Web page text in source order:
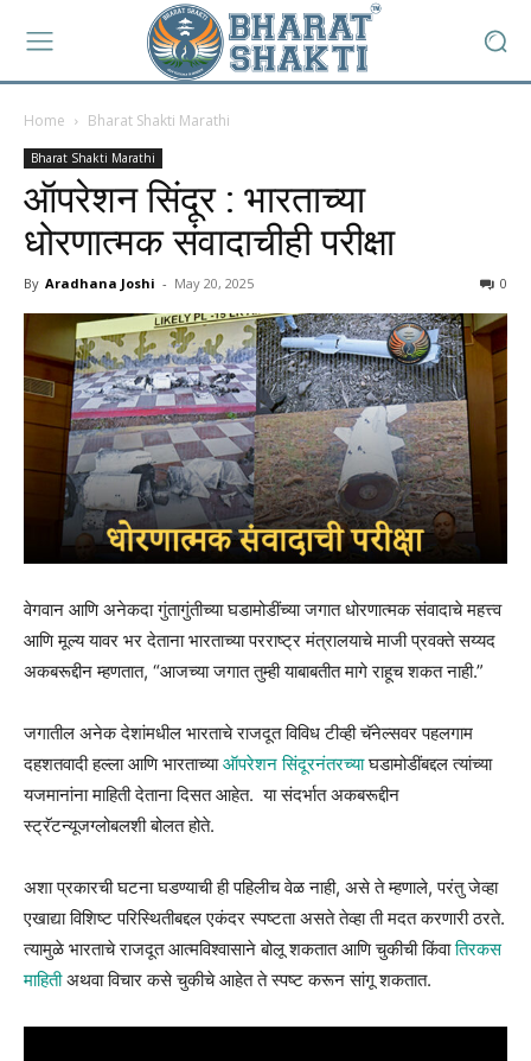
Home Bharat Shakti Marathi
Bharat Shakti Marathi
ऑपरेशन सिंदूर : भारताच्या
धोरणात्मक संवादाचीही परीक्षा
By Aradhana Joshi - May 20, 2025 0
वेगवान आणि अनेकदा गुंतागुंतीच्या घडामोडींच्या जगात धोरणात्मक संवादाचे महत्त्व
आणि मूल्य यावर भर देताना भारताच्या परराष्ट्र मंत्रालयाचे माजी प्रवक्ते सय्यद
अकबरूद्दीन म्हणतात, “आजच्या जगात तुम्ही याबाबतीत मागे राहूच शकत नाही.”
जगातील अनेक देशांमधील भारताचे राजदूत विविध टीव्ही चॅनेल्सवर पहलगाम
दहशतवादी हल्ला आणि भारताच्याऑपरेशन सिंदूरनंतरच्याघडामोडींबद्दल त्यांच्या
यजमानांना माहिती देताना दिसत आहेत. या संदर्भात अकबरूद्दीन
स्ट्रॅटन्यूजग्लोबलशी बोलत होते.
अशा प्रकारची घटना घडण्याची ही पहिलीच वेळ नाही, असे ते म्हणाले, परंतु जेव्हा
एखाद्या विशिष्ट परिस्थितीबद्दल एकंदर स्पष्टता असते तेव्हा ती मदत करणारी ठरते.
त्यामुळे भारताचे राजदूत आत्मविश्वासाने बोलू शकतात आणि चुकीची किंवातिरकस
माहितीअथवा विचार कसे चुकीचे आहेत ते स्पष्ट करून सांगू शकतात.